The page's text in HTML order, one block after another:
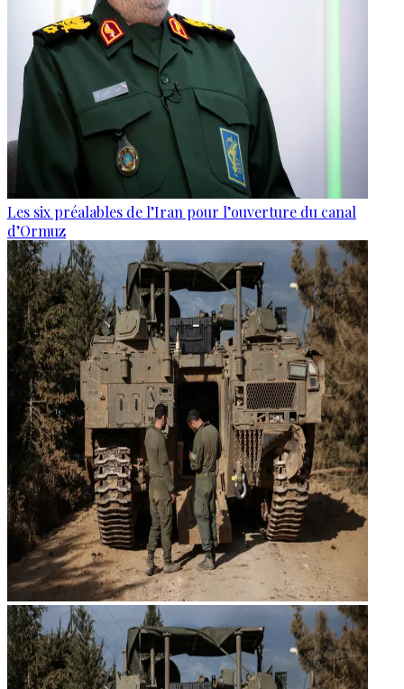
Les six préalables de l’Iran pour l’ouverture du canal
d’Ormuz